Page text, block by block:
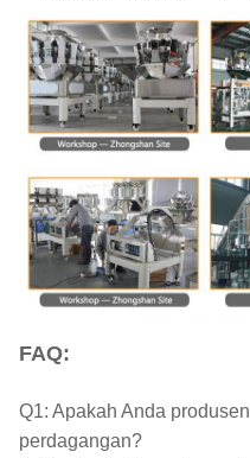
FAQ:
Q1: Apakah Anda
perdagangan?